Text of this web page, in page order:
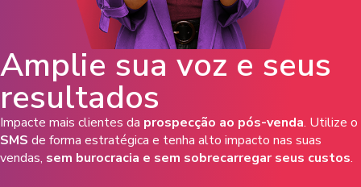
Amplie sua voz e seus
resultados
Impacte mais clientes da prospecção ao pós-venda. Utilize o
SMS de forma estratégica e tenha alto impacto nas suas
vendas, sem burocracia e sem sobrecarregar seus custos.